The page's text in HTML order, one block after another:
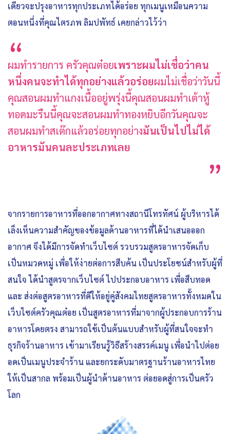
เดียวจะปรุงอาหารทุกประเภทได้อร่อย ทุกเมนูเหมือนความ
ตอนหนึ่งที่คุณไตรภพ ลิมปพัทธ์ เคยกล่าวไว้ว่า
ผมทำรายการ ครัวคุณต๋อยเพราะผมไม่เชื่อว่าคน
หนึ่งคนจะทำได้ทุกอย่างแล้วอร่อยผมไม่เชื่อว่าวันนี้
คุณสอนผมทำแกงเนื้ออยู่พรุ่งนี้คุณสอนผมทำเต้าหู้
ทอดมะรืนนี้คุณจะสอนผมทำทองหยิบอีกวันคุณจะ
สอนผมทำสเต๊กแล้วอร่อยทุกอย่างมันเป็นไปไม่ได้
อาหารมันคนละประเภทเลย
จากรายการอาหารที่ออกอากาศทางสถานีโทรทัศน์ ผู้บริหารได้
เล็งเห็นความสำคัญของข้อมูลด้านอาหารที่ได้นำเสนอออก
อากาศ จึงได้มีการจัดทำเว็บไซต์ รวบรวมสูตรอาหารจัดเก็บ
เป็นหมวดหมู่ เพื่อให้ง่ายต่อการสืบค้น เป็นประโยชน์สำหรับผู้ที่
สนใจ ได้นำสูตรจากเว็บไซต์ ไปประกอบอาหาร เพื่อสืบทอด
และ ส่งต่อสูตรอาหารที่ดีให้อยู่คู่สังคมไทยสูตรอาหารทั้งหมดใน
เว็บไซต์ครัวคุณต๋อย เป็นสูตรอาหารที่มาจากผู้ประกอบการร้าน
อาหารโดยตรง สามารถใช้เป็นต้นแบบสำหรับผู้ที่สนใจจะทำ
ธุรกิจร้านอาหาร เข้ามาเรียนรู้วิธีสร้างสรรค์เมนู เพื่อนำไปต่อย
อดเป็นเมนูประจำร้าน และยกระดับมาตรฐานร้านอาหารไทย
ให้เป็นสากล พร้อมเป็นผู้นำด้านอาหาร ต่อยอดสู่การเป็นครัว
โลก